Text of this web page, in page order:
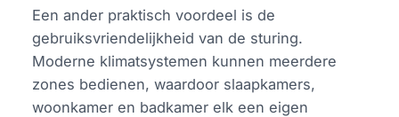
Een ander praktisch voordeel is de
gebruiksvriendelijkheid van de sturing.
Moderne klimatsystemen kunnen meerdere
zones bedienen, waardoor slaapkamers,
woonkamer en badkamer elk een eigen